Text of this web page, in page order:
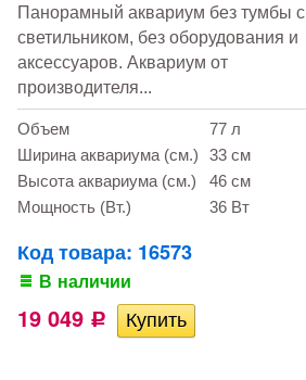
Панорамный аквариум без тумбы с
светильником, без оборудования и
аксессуаров. Аквариум от
производителя...
Объем
77 л
Ширина аквариума (см.)
33 см
Высота аквариума (см.)
46 см
Мощность (Вт.)
36 Вт
Код товара: 16573
В наличии
19 049 Р